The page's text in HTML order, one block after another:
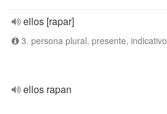
ellos [rapar]
3. persona plural, presente, indicativo
ellos rapan